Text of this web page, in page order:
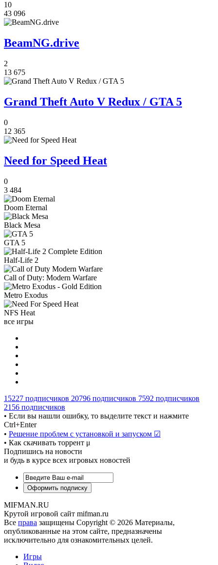
10
43 096
BeamNG.drive
2
13 675
Grand Theft Auto V Redux / GTA 5
0
12 365
Need for Speed Heat
0
3 484
Doom Eternal
Black Mesa
GTA 5
Half-Life 2
Call of Duty: Modern Warfare
Metro Exodus
NFS Heat
все игры
15227 подписчиков 20796 подписчиков 7592 подписчиков
2156 подписчиков
• Если вы нашли ошибку, то выделите текст и нажмите
Ctrl+Enter
• Решение проблем с установкой и запуском ☑
• Как скачивать торрент μ
Подпишись на новости
и будь в курсе всех игровых новостей
MIFMAN.RU
Крутой игровой сайт mifman.ru
Все права защищены Copyright © 2026 Материалы,
опубликованные на этом сайте, предназначены
исключительно для ознакомительных целей.
Игры